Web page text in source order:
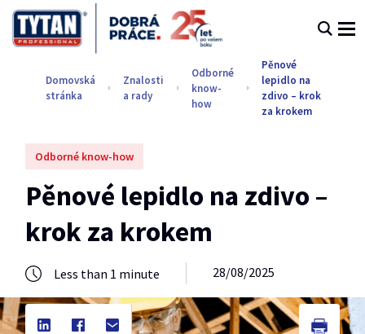
Domovská
stránka
Znalosti
a rady
Odborné
know-
how
Pěnové
lepidlo na
zdivo – krok
za krokem
Odborné know-how
Pěnové lepidlo na zdivo –
krok za krokem
Less than 1 minute 28/08/2025